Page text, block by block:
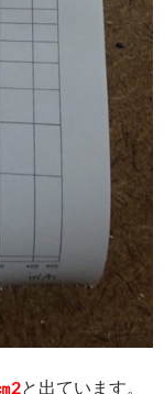
2と出ています。